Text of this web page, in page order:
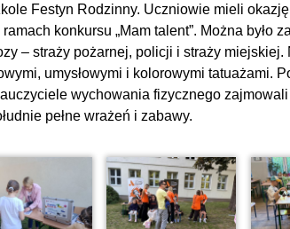
Festyn Rodzinny. Uczniowie mieli
konkursu „Mam talent”. Można było
– straży pożarnej, policji i straży
umysłowymi i kolorowymi tatuażami.
wychowania fizycznego
pełne wrażeń i zabawy.